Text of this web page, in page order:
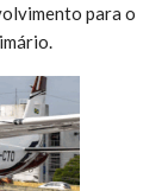
para o